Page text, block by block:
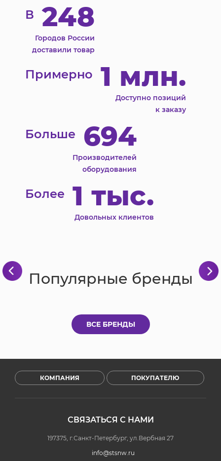
В 248
Городов России
доставили товар
Примерно 1 млн.
Доступно позиций
к заказу
Больше 694
Производителей
оборудования
Более 1 тыс.
Довольных клиентов
Популярные бренды
ВСЕ БРЕНДЫ
КОМПАНИЯ ПОКУПАТЕЛЮ
СВЯЗАТЬСЯ С НАМИ
197375, г.Санкт-Петербург, ул.Вербная 27
info@stsnw.ru